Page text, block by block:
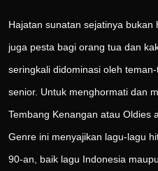
Hajatan sunatan sejatinya
juga pesta bagi orang tua dan
seringkali didominasi oleh
senior. Untuk menghormati dan
Tembang Kenangan atau Oldies
Genre ini menyajikan lagu-lagu
90-an, baik lagu Indonesia